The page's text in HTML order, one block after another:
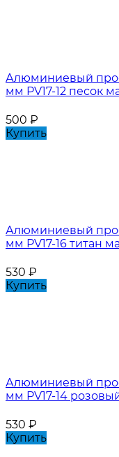
Алюминиевый
мм PV17-12 песок
500 ₽
Купить
Алюминиевый
мм PV17-16 титан
530 ₽
Купить
Алюминиевый
мм PV17-14
530 ₽
Купить